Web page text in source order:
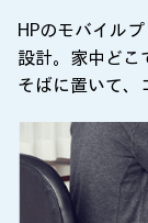
HPのモバイル
設計。家中どこ
そばに置いて、